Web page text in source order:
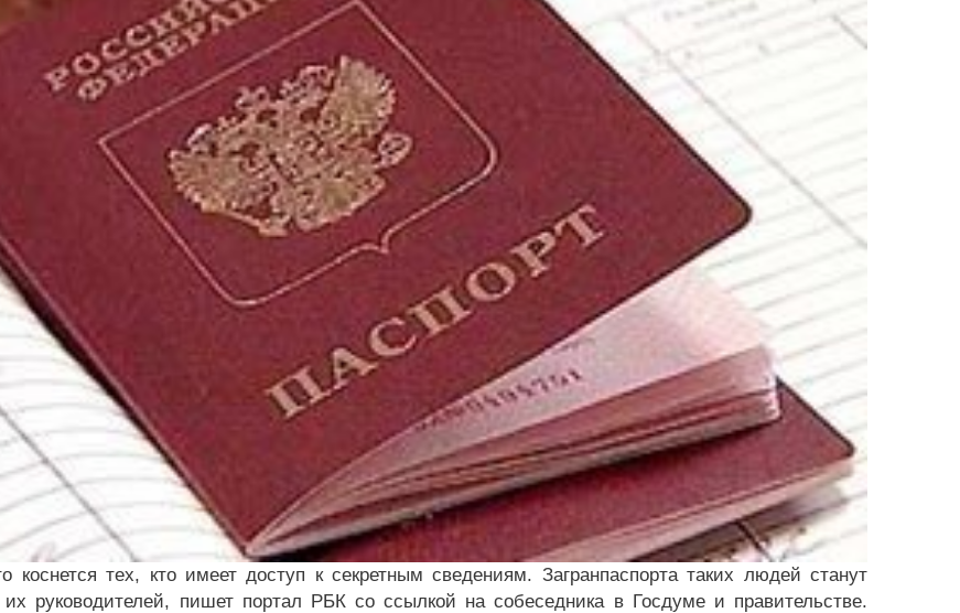
коснется тех, кто имеет доступ к секретным сведениям. Загранпаспорта таких людей станут
их руководителей, пишет портал РБК со ссылкой на собеседника в Госдуме и правительстве.